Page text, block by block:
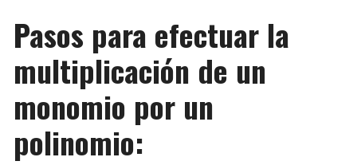
Pasos para efectuar la
multiplicación de un
monomio por un
polinomio: